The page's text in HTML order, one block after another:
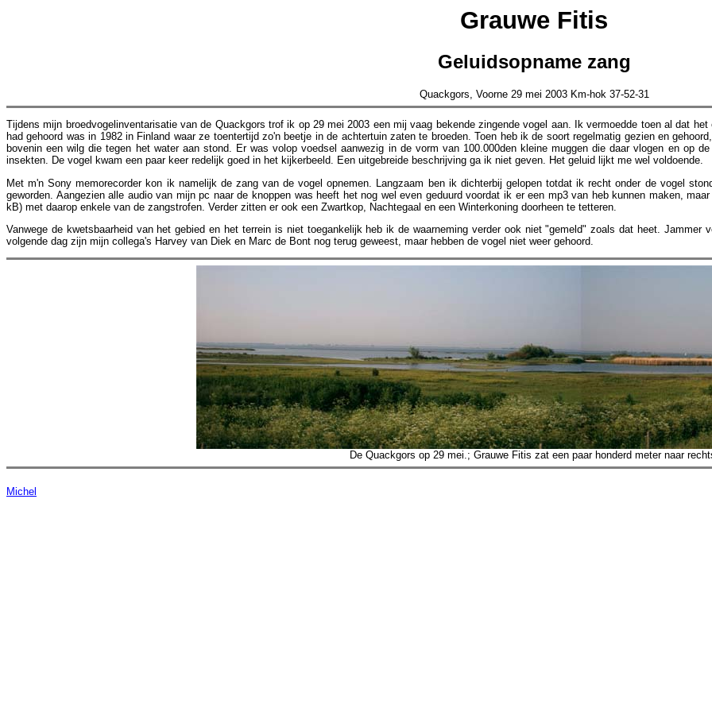
Grauwe Fitis
Geluidsopname zang
Quackgors, Voorne 29 mei 2003 Km-hok 37-52-31
Tijdens mijn broedvogelinventarisatie van de Quackgors trof ik op 29 mei 2003 een mij vaag bekende zingende vogel aan. Ik vermoedde toen al dat
had gehoord was in 1982 in Finland waar ze toentertijd zo'n beetje in de achtertuin zaten te broeden. Toen heb ik de soort regelmatig gezien en
bovenin een wilg die tegen het water aan stond. Er was volop voedsel aanwezig in de vorm van 100.000den kleine muggen die daar vlogen en op
insekten. De vogel kwam een paar keer redelijk goed in het kijkerbeeld. Een uitgebreide beschrijving ga ik niet geven. Het geluid lijkt me wel voldoende.
Met m'n Sony memorecorder kon ik namelijk de zang van de vogel opnemen. Langzaam ben ik dichterbij gelopen totdat ik recht onder de vogel
geworden. Aangezien alle audio van mijn pc naar de knoppen was heeft het nog wel even geduurd voordat ik er een mp3 van heb kunnen maken,
kB) met daarop enkele van de zangstrofen. Verder zitten er ook een Zwartkop, Nachtegaal en een Winterkoning doorheen te tetteren.
Vanwege de kwetsbaarheid van het gebied en het terrein is niet toegankelijk heb ik de waarneming verder ook niet "gemeld" zoals dat heet.
volgende dag zijn mijn collega's Harvey van Diek en Marc de Bont nog terug geweest, maar hebben de vogel niet weer gehoord.
De Quackgors op 29 mei.; Grauwe Fitis zat een paar honderd meter naar
Michel